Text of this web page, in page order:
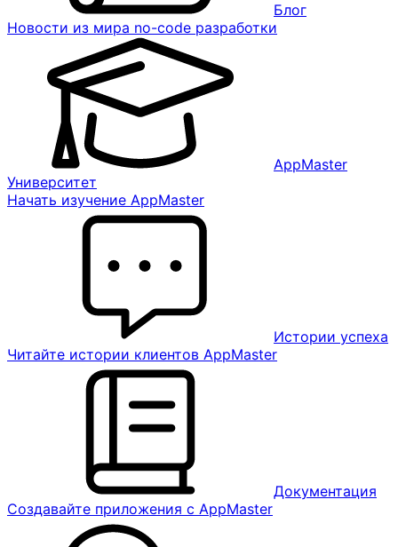
Блог
Новости из мира no-code разработки
AppMaster
Университет
Начать изучение AppMaster
Истории успеха
Читайте истории клиентов AppMaster
Документация
Создавайте приложения с AppMaster